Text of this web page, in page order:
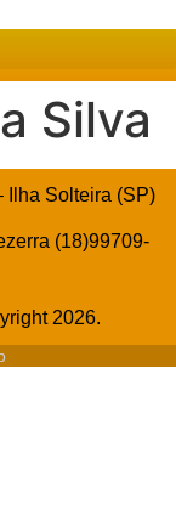
Silva
Ilha Solteira (SP)
(18)99709-
2026.